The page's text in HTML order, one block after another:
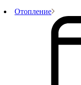
Отопление